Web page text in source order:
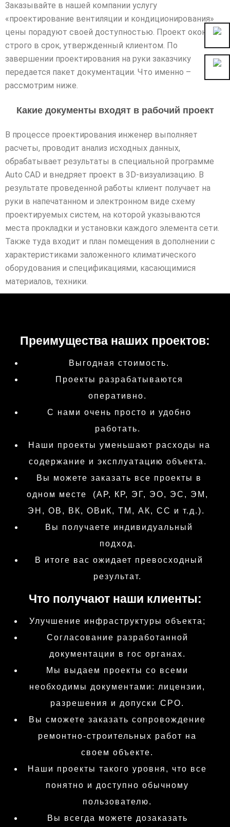
Заказывайте в нашей компании услугу
«проектирование вентиляции и кондиционирования»
цены порадуют своей доступностью. Проект окончат
строго в срок, утвержденный клиентом. По
завершении проектирования на руки заказчику
передается пакет документации. Что именно –
рассмотрим ниже.
Какие документы входят в рабочий проект
В процессе проектирования инженер выполняет
расчеты, проводит анализ исходных данных,
обрабатывает результаты в специальной программе
Auto CAD и внедряет проект в 3D-визуализацию. В
результате проведенной работы клиент получает на
руки в напечатанном и электронном виде схему
проектируемых систем, на которой указываются
места прокладки и установки каждого элемента сети.
Также туда входит и план помещения в дополнении с
характеристиками заложенного климатического
оборудования и спецификациями, касающимися
материалов, техники.
Преимущества наших проектов:
Выгодная стоимость.
Проекты разрабатываются
оперативно.
С нами очень просто и удобно
работать.
Наши проекты уменьшают расходы на
содержание и эксплуатацию объекта.
Вы можете заказать все проекты в
одном месте (АР, КР, ЭГ, ЭО, ЭС, ЭМ,
ЭН, ОВ, ВК, ОВиК, ТМ, АК, СС и т.д.).
Вы получаете индивидуальный
подход.
В итоге вас ожидает превосходный
результат.
Что получают наши клиенты:
Улучшение инфраструктуры объекта;
Согласование разработанной
документации в гос органах.
Мы выдаем проекты со всеми
необходимы документами: лицензии,
разрешения и допуски СРО.
Вы сможете заказать сопровождение
ремонтно-строительных работ на
своем объекте.
Наши проекты такого уровня, что все
понятно и доступно обычному
пользователю.
Вы всегда можете дозаказать